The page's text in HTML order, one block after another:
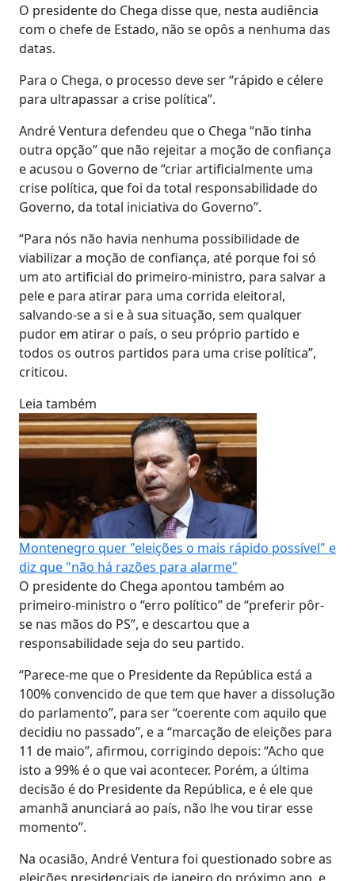
O presidente do Chega disse que, nesta audiência
com o chefe de Estado, não se opôs a nenhuma das
datas.
Para o Chega, o processo deve ser “rápido e célere
para ultrapassar a crise política”.
André Ventura defendeu que o Chega “não tinha
outra opção” que não rejeitar a moção de confiança
e acusou o Governo de “criar artificialmente uma
crise política, que foi da total responsabilidade do
Governo, da total iniciativa do Governo”.
“Para nós não havia nenhuma possibilidade de
viabilizar a moção de confiança, até porque foi só
um ato artificial do primeiro-ministro, para salvar a
pele e para atirar para uma corrida eleitoral,
salvando-se a si e à sua situação, sem qualquer
pudor em atirar o país, o seu próprio partido e
todos os outros partidos para uma crise política”,
criticou.
Leia também
Montenegro quer "eleições o mais rápido possível" e
diz que "não há razões para alarme"
O presidente do Chega apontou também ao
primeiro-ministro o “erro político” de “preferir pôr-
se nas mãos do PS”, e descartou que a
responsabilidade seja do seu partido.
“Parece-me que o Presidente da República está a
100% convencido de que tem que haver a dissolução
do parlamento”, para ser “coerente com aquilo que
decidiu no passado”, e a “marcação de eleições para
11 de maio”, afirmou, corrigindo depois: “Acho que
isto a 99% é o que vai acontecer. Porém, a última
decisão é do Presidente da República, e é ele que
amanhã anunciará ao país, não lhe vou tirar esse
momento”.
Na ocasião, André Ventura foi questionado sobre as